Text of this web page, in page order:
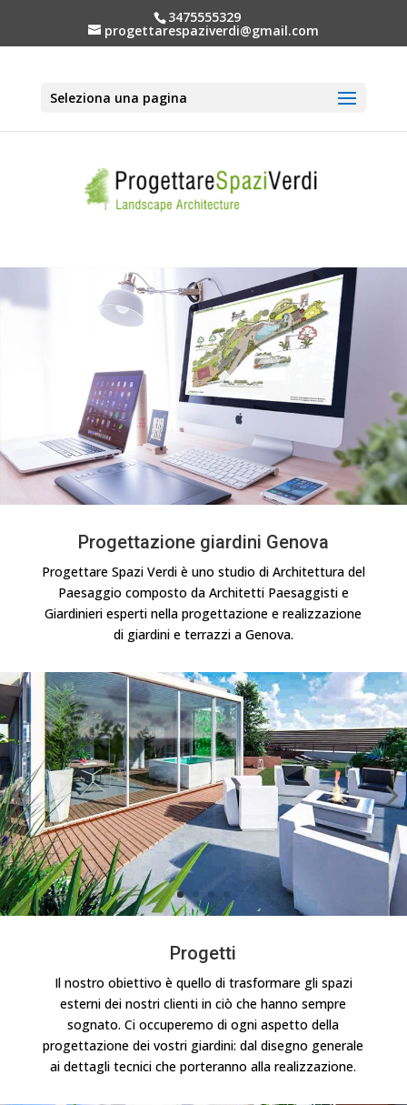
3475555329
progettarespaziverdi@gmail.com
Seleziona una pagina
Progettazione giardini Genova
Progettare Spazi Verdi è uno studio di Architettura del
Paesaggio composto da Architetti Paesaggisti e
Giardinieri esperti nella progettazione e realizzazione
di giardini e terrazzi a Genova.
Progetti
Il nostro obiettivo è quello di trasformare gli spazi
esterni dei nostri clienti in ciò che hanno sempre
sognato. Ci occuperemo di ogni aspetto della
progettazione dei vostri giardini: dal disegno generale
ai dettagli tecnici che porteranno alla realizzazione.